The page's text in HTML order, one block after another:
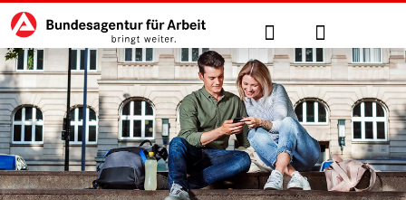
zu den Hauptinhalten springen
Hauptnavigation Suche Anmelden